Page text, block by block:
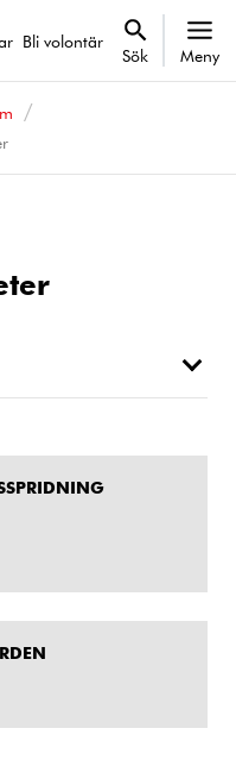
Bli volontär
Sök Meny